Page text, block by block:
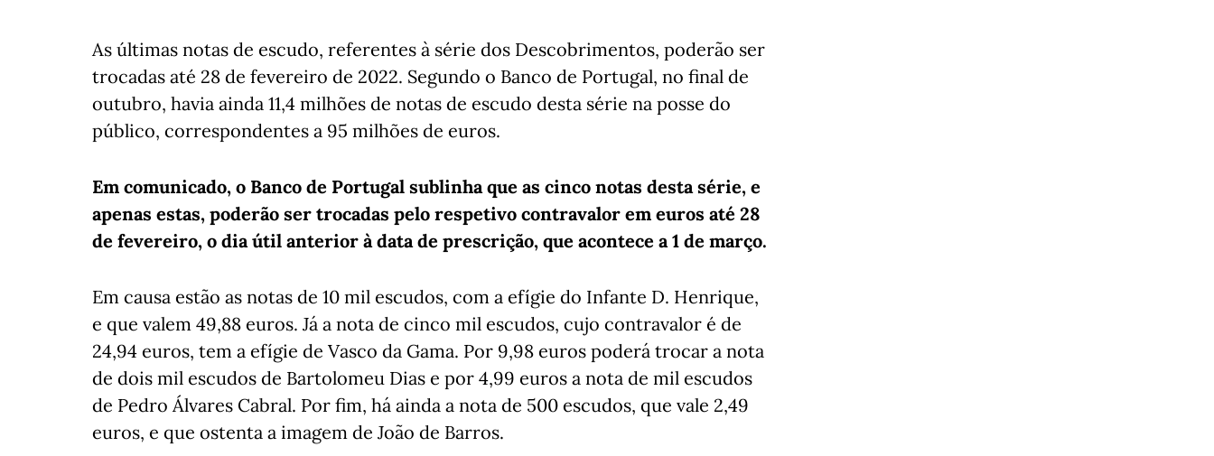
As últimas notas de escudo, referentes à série dos Descobrimentos, poderão ser
trocadas até 28 de fevereiro de 2022. Segundo o Banco de Portugal, no final de
outubro, havia ainda 11,4 milhões de notas de escudo desta série na posse do
público, correspondentes a 95 milhões de euros.
Em comunicado, o Banco de Portugal sublinha que as cinco notas desta série, e
apenas estas, poderão ser trocadas pelo respetivo contravalor em euros até 28
de fevereiro, o dia útil anterior à data de prescrição, que acontece a 1 de março.
Em causa estão as notas de 10 mil escudos, com a efígie do Infante D. Henrique,
e que valem 49,88 euros. Já a nota de cinco mil escudos, cujo contravalor é de
24,94 euros, tem a efígie de Vasco da Gama. Por 9,98 euros poderá trocar a nota
de dois mil escudos de Bartolomeu Dias e por 4,99 euros a nota de mil escudos
de Pedro Álvares Cabral. Por fim, há ainda a nota de 500 escudos, que vale 2,49
euros, e que ostenta a imagem de João de Barros.